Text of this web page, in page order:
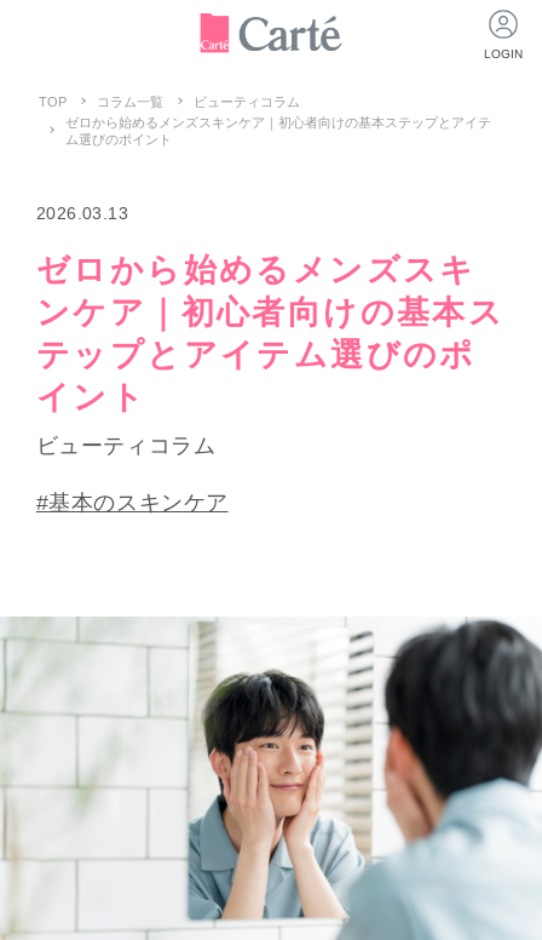
LOGIN
TOP コラム一覧
ビューティコラム
ゼロから始めるメンズスキンケア｜初心者向けの基本ステップとアイテ
ム選びのポイント
2026.03.13
ゼロから始めるメンズスキ
ンケア｜初心者向けの基本ス
テップとアイテム選びのポ
イント
ビューティコラム
#基本のスキンケア